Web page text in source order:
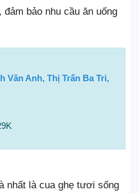
bảo nhu cầu ăn uống
Văn Anh, Thị Trấn Ba Tri,
nhất là cua ghẹ tươi sống